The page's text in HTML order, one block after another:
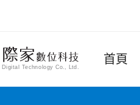
首頁